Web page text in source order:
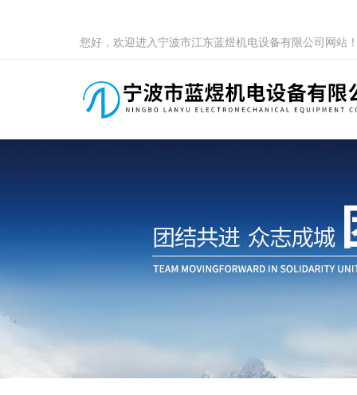
您好，欢迎进入宁波市江东蓝煜机电设备有限公司网站